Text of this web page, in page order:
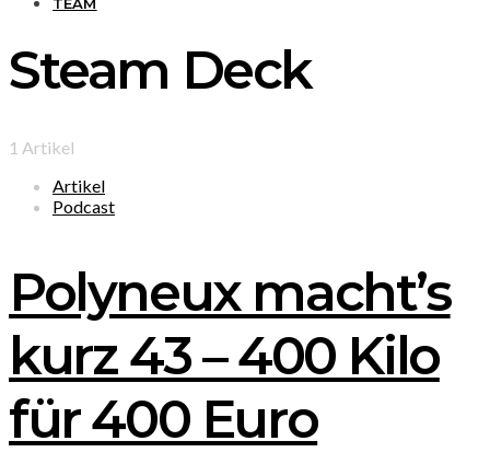
Steam Deck
1 Artikel
Artikel
Podcast
Polyneux macht’s
kurz 43 – 400 Kilo
für 400 Euro